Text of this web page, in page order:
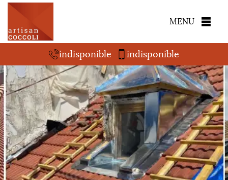
MENU
indisponible indisponible